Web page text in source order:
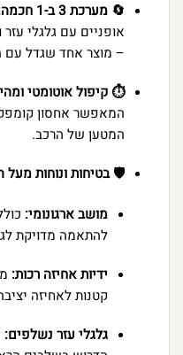
🔄 מערכת 3 ב-1 חכמה:
אופניים עם גלגלי
– מוצר אחד שגדל עם
⏱️ קיפול אוטומטי
המאפשר אחסון
המטען של הרכב.
🛡️ בטיחות ונוחות מעל
מושב ארגונומי:
להתאמה מדויקת
ידיות אחיזה רכות:
קטנות לאחיזה
גלגלי עזר נשלפים: